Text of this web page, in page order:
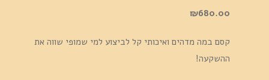
₪680.00
קסם במה מדהים ואיכותי קל לביצוע למי שמופי שווה את
ההשקעה!